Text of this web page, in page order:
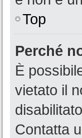
Top
Perché
È
vietato il
Contatta